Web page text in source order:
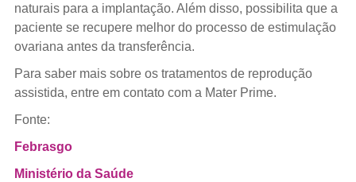
naturais para a implantação. Além disso, possibilita que a
paciente se recupere melhor do processo de estimulação
ovariana antes da transferência.
Para saber mais sobre os tratamentos de reprodução
assistida, entre em contato com a Mater Prime.
Fonte:
Febrasgo
Ministério da Saúde